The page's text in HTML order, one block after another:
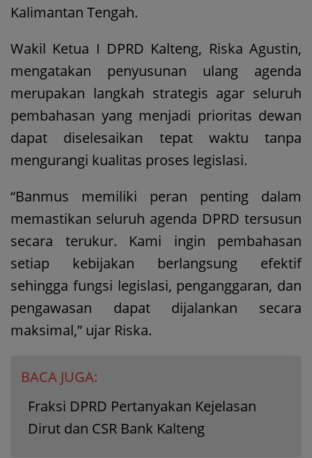
Kalimantan Tengah.
Wakil Ketua I DPRD Kalteng, Riska Agustin,
mengatakan penyusunan ulang agenda
merupakan langkah strategis agar seluruh
pembahasan yang menjadi prioritas dewan
dapat diselesaikan tepat waktu tanpa
mengurangi kualitas proses legislasi.
“Banmus memiliki peran penting dalam
memastikan seluruh agenda DPRD tersusun
secara terukur. Kami ingin pembahasan
setiap kebijakan berlangsung efektif
sehingga fungsi legislasi, penganggaran, dan
pengawasan dapat dijalankan secara
maksimal,” ujar Riska.
BACA JUGA:
Fraksi DPRD Pertanyakan Kejelasan
Dirut dan CSR Bank Kalteng